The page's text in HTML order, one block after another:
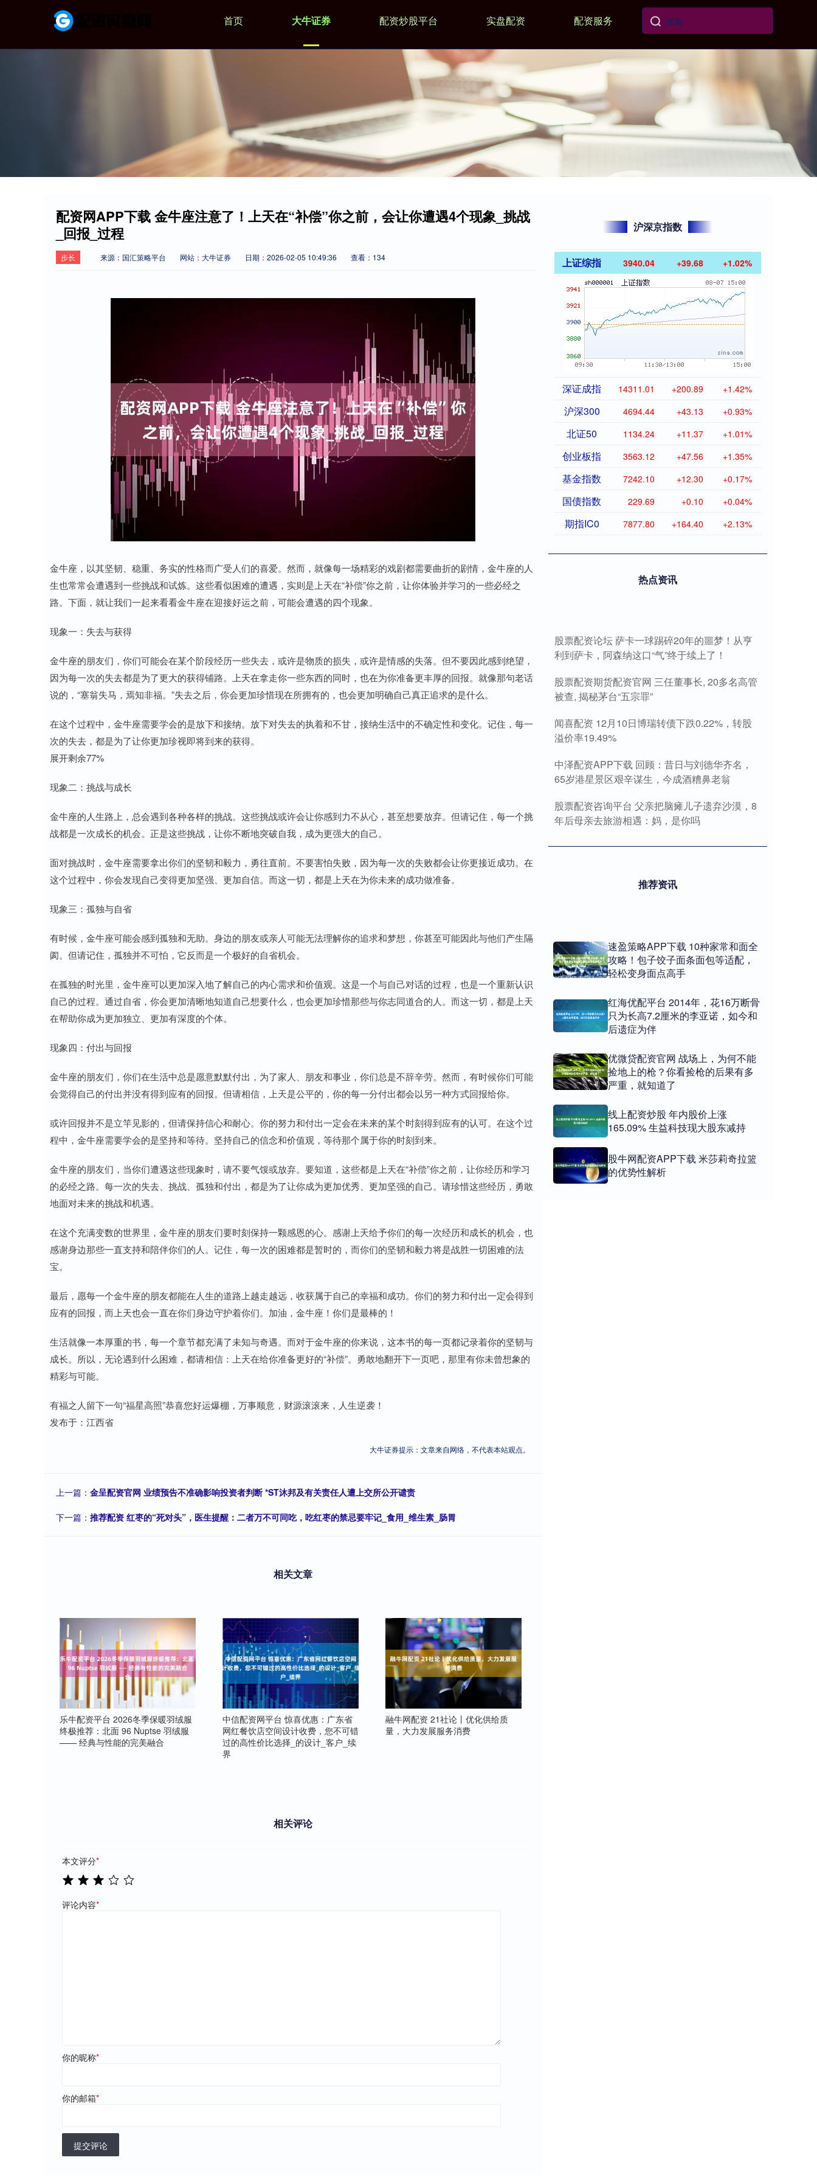
首页 大牛证券 配资炒股平台 实盘配资 配资服务
配资网APP下载 金牛座注意了！上天在“补偿”你之前，会让你遭遇4个现象_挑战
_回报_过程
步长 来源：国汇策略平台 网站：大牛证券 日期：2026-02-05 10:49:36 查看：134
金牛座，以其坚韧、稳重、务实的性格而广受人们的喜爱。然而，就像每一场精彩的戏剧都需要曲折的剧情，金牛座的人
生也常常会遭遇到一些挑战和试炼。这些看似困难的遭遇，实则是上天在“补偿”你之前，让你体验并学习的一些必经之
路。下面，就让我们一起来看看金牛座在迎接好运之前，可能会遭遇的四个现象。
现象一：失去与获得
金牛座的朋友们，你们可能会在某个阶段经历一些失去，或许是物质的损失，或许是情感的失落。但不要因此感到绝望，
因为每一次的失去都是为了更大的获得铺路。上天在拿走你一些东西的同时，也在为你准备更丰厚的回报。就像那句老话
说的，“塞翁失马，焉知非福。”失去之后，你会更加珍惜现在所拥有的，也会更加明确自己真正追求的是什么。
在这个过程中，金牛座需要学会的是放下和接纳。放下对失去的执着和不甘，接纳生活中的不确定性和变化。记住，每一
次的失去，都是为了让你更加珍视即将到来的获得。
展开剩余77%
现象二：挑战与成长
金牛座的人生路上，总会遇到各种各样的挑战。这些挑战或许会让你感到力不从心，甚至想要放弃。但请记住，每一个挑
战都是一次成长的机会。正是这些挑战，让你不断地突破自我，成为更强大的自己。
面对挑战时，金牛座需要拿出你们的坚韧和毅力，勇往直前。不要害怕失败，因为每一次的失败都会让你更接近成功。在
这个过程中，你会发现自己变得更加坚强、更加自信。而这一切，都是上天在为你未来的成功做准备。
现象三：孤独与自省
有时候，金牛座可能会感到孤独和无助。身边的朋友或亲人可能无法理解你的追求和梦想，你甚至可能因此与他们产生隔
阂。但请记住，孤独并不可怕，它反而是一个极好的自省机会。
在孤独的时光里，金牛座可以更加深入地了解自己的内心需求和价值观。这是一个与自己对话的过程，也是一个重新认识
自己的过程。通过自省，你会更加清晰地知道自己想要什么，也会更加珍惜那些与你志同道合的人。而这一切，都是上天
在帮助你成为更加独立、更加有深度的个体。
现象四：付出与回报
金牛座的朋友们，你们在生活中总是愿意默默付出，为了家人、朋友和事业，你们总是不辞辛劳。然而，有时候你们可能
会觉得自己的付出并没有得到应有的回报。但请相信，上天是公平的，你的每一分付出都会以另一种方式回报给你。
或许回报并不是立竿见影的，但请保持信心和耐心。你的努力和付出一定会在未来的某个时刻得到应有的认可。在这个过
程中，金牛座需要学会的是坚持和等待。坚持自己的信念和价值观，等待那个属于你的时刻到来。
金牛座的朋友们，当你们遭遇这些现象时，请不要气馁或放弃。要知道，这些都是上天在“补偿”你之前，让你经历和学习
的必经之路。每一次的失去、挑战、孤独和付出，都是为了让你成为更加优秀、更加坚强的自己。请珍惜这些经历，勇敢
地面对未来的挑战和机遇。
在这个充满变数的世界里，金牛座的朋友们要时刻保持一颗感恩的心。感谢上天给予你们的每一次经历和成长的机会，也
感谢身边那些一直支持和陪伴你们的人。记住，每一次的困难都是暂时的，而你们的坚韧和毅力将是战胜一切困难的法
宝。
最后，愿每一个金牛座的朋友都能在人生的道路上越走越远，收获属于自己的幸福和成功。你们的努力和付出一定会得到
应有的回报，而上天也会一直在你们身边守护着你们。加油，金牛座！你们是最棒的！
生活就像一本厚重的书，每一个章节都充满了未知与奇遇。而对于金牛座的你来说，这本书的每一页都记录着你的坚韧与
成长。所以，无论遇到什么困难，都请相信：上天在给你准备更好的“补偿”。勇敢地翻开下一页吧，那里有你未曾想象的
精彩与可能。
有福之人留下一句“福星高照”恭喜您好运爆棚，万事顺意，财源滚滚来，人生逆袭！
发布于：江西省
大牛证券提示：文章来自网络，不代表本站观点。
上一篇： 金呈配资官网 业绩预告不准确影响投资者判断 *ST沐邦及有关责任人遭上交所公开谴责
下一篇： 推荐配资 红枣的“死对头”，医生提醒：二者万不可同吃，吃红枣的禁忌要牢记_食用_维生素_肠胃
相关文章
乐牛配资平台 2026冬季保暖羽绒服
终极推荐：北面 96 Nuptse 羽绒服
—— 经典与性能的完美融合
中信配资网平台 惊喜优惠：广东省
网红餐饮店空间设计收费，您不可错
过的高性价比选择_的设计_客户_续
界
融牛网配资 21社论丨优化供给质
量，大力发展服务消费
相关评论
本文评分*
评论内容*
你的昵称*
你的邮箱*
提交评论
沪深京指数
上证综指 3940.04 +39.68 +1.02%
深证成指 14311.01 +200.89 +1.42%
沪深300 4694.44 +43.13 +0.93%
北证50 1134.24 +11.37 +1.01%
创业板指 3563.12 +47.56 +1.35%
基金指数 7242.10 +12.30 +0.17%
国债指数 229.69 +0.10 +0.04%
期指IC0 7877.80 +164.40 +2.13%
热点资讯
股票配资论坛 萨卡一球踢碎20年的噩梦！从亨
利到萨卡，阿森纳这口“气”终于续上了！
股票配资期货配资官网 三任董事长, 20多名高管
被查, 揭秘茅台“五宗罪”
闻喜配资 12月10日博瑞转债下跌0.22%，转股
溢价率19.49%
中泽配资APP下载 回顾：昔日与刘德华齐名，
65岁港星景区艰辛谋生，今成酒糟鼻老翁
股票配资咨询平台 父亲把脑瘫儿子遗弃沙漠，8
年后母亲去旅游相遇：妈，是你吗
推荐资讯
速盈策略APP下载 10种家常和面全
攻略！包子饺子面条面包等适配，
轻松变身面点高手
红海优配平台 2014年，花16万断骨
只为长高7.2厘米的李亚诺，如今和
后遗症为伴
优微贷配资官网 战场上，为何不能
捡地上的枪？你看捡枪的后果有多
严重，就知道了
线上配资炒股 年内股价上涨
165.09% 生益科技现大股东减持
股牛网配资APP下载 米莎莉奇拉篮
的优势性解析